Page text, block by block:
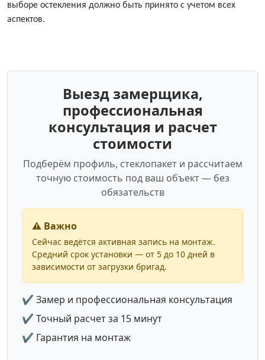
выборе остекления должно быть принято с учетом всех
аспектов.
Выезд замерщика,
профессиональная
консультация и расчет
стоимости
Подберём профиль, стеклопакет и рассчитаем
точную стоимость под ваш объект — без
обязательств
⚠️ Важно
Сейчас ведётся активная запись на монтаж.
Средний срок установки — от 5 до 10 дней в
зависимости от загрузки бригад.
✔ Замер и профессиональная консультация
✔ Точный расчет за 15 минут
✔ Гарантия на монтаж